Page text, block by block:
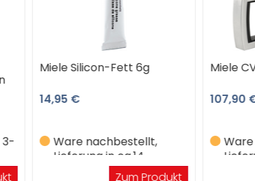
Miele Silicon-Fett 6g
14,95 €
Ware nachbestellt,
Lieferung in ca.14
Zum Produkt
Miele
107,90 €
Ware